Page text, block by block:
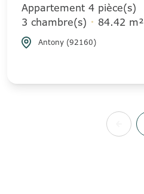
Appartement 4 pièce(s)
3 chambre(s)
84.42 m²
Antony (92160)